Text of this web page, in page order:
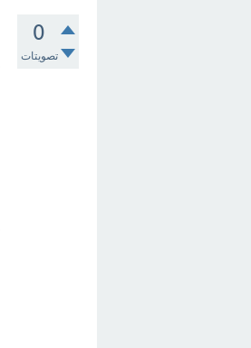
0
تصويتات